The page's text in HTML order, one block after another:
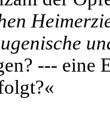
--- eine